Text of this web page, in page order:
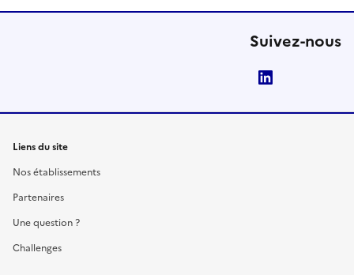
Suivez-nous
Liens du site
Nos établissements
Partenaires
Une question ?
Challenges